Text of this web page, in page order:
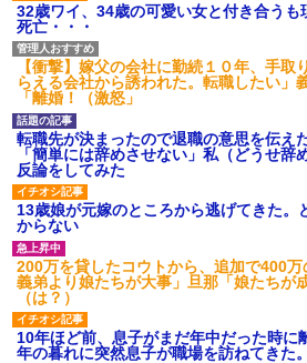
32歳ワイ、34歳の可愛い女と付き合うも
死亡・・・
【衝撃】嫁父の会社に勤続１０年、手
らえる会社から誘われた。転職したい」
「離婚！（激怒」
転職先が決まったので退職の意思を伝え
「簡単には辞めさせない」私（どうせ
反論をしてみた
13歳娘が元嫁のところから逃げてきた。
からない
200万を貸したコウトから、追加で400万
義弟より娘たちが大事」旦那「娘たちが
（は？）
10年ほど前、息子がまだ年中だった時に
年の暮れに突然息子が職場を訪ねてきた。